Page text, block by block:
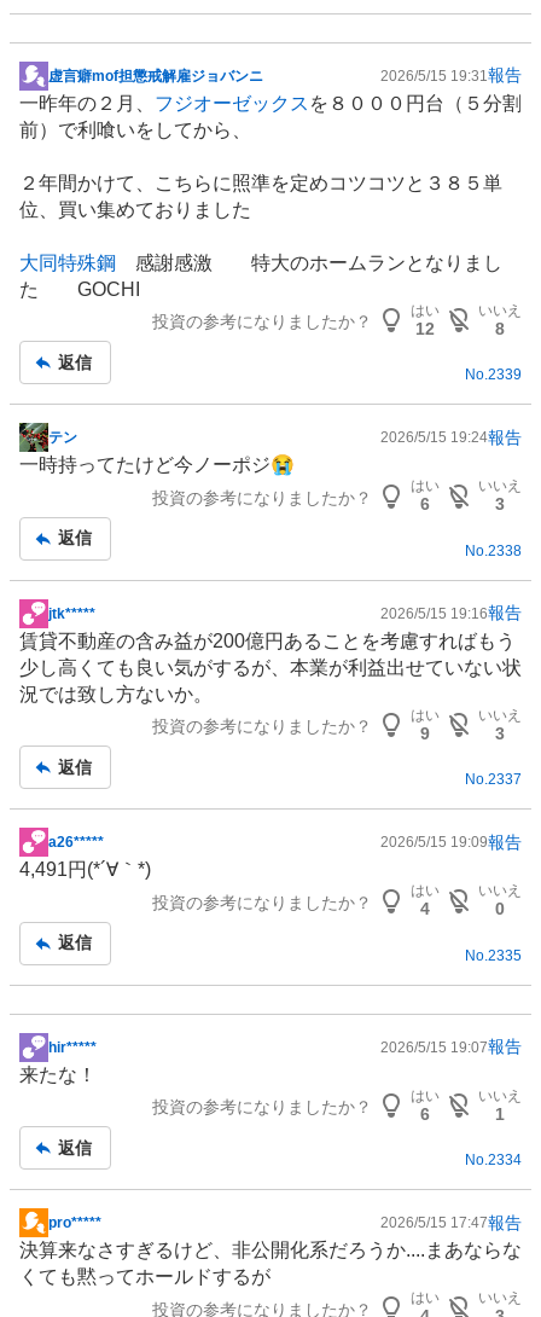
掲
板
事
虚言癖mof担懲戒解雇ジョバンニ 2026/5/15 19:31 報告
一昨年の２月、 フジオーゼックス を８０００円台（５分割
前）で利喰いをしてから、
２年間かけて、こちらに照準を定めコツコツと３８５単
位、買い集めておりました
大同特殊鋼
感謝感激 特大のホームランとなりまし
た GOCHI
投資の参考になりましたか？
はい
12
いいえ
8
返信
No.2339
掲
事
テン 2026/5/15 19:24報告
一時持ってたけど今ノーポジ😭
投資の参考になりましたか？
はい
6
いいえ
3
返信
No. 2338
掲
示
板
記
jtk***** 2026/5/15 19:16報告
賃貸不動産の含み益が200億円あることを考慮すればもう
少し高くても良い気がするが、本業が利益出せていない状
況では致し方ないか。
投資の参考になりましたか？
はい
9
いいえ
3
返信
No.2337
掲
示
事
a26***** 2026/5/15 19:09報告
4,491円(*´∀｀*)
投資の参考になりましたか？
はい
4
いいえ
0
返信
No. 2335
掲
示
事
hir***** 2026/5/15 19:07報告
来たな！
投資の参考になりましたか？
はい
6
いいえ
1
返信
No.2334
掲
示
板
pro***** 2026/5/15 17:47報告
決算来なさすぎるけど、非公開化系だろうか....まあならな
くても黙ってホールドするが
投資の参考になりましたか？
はい いいえ